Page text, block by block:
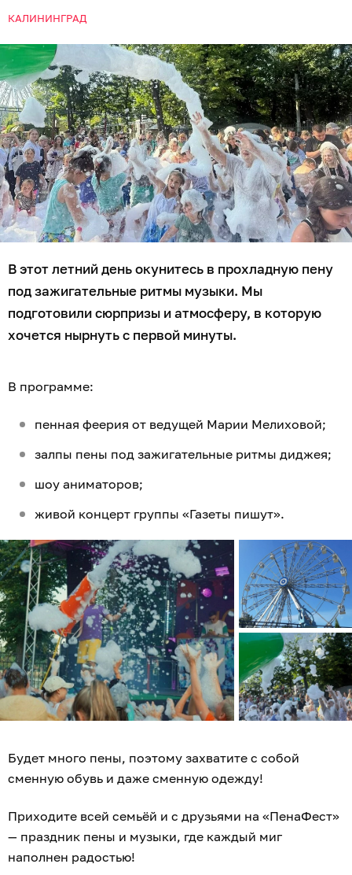
КАЛИНИНГРАД
В этот летний день окунитесь в прохладную пену
под зажигательные ритмы музыки. Мы
подготовили сюрпризы и атмосферу, в которую
хочется нырнуть с первой минуты.
В программе:
пенная феерия от ведущей Марии Мелиховой;
залпы пены под зажигательные ритмы диджея;
шоу аниматоров;
живой концерт группы «Газеты пишут».
Будет много пены, поэтому захватите с собой
сменную обувь и даже сменную одежду!
Приходите всей семьёй и с друзьями на «ПенаФест»
— праздник пены и музыки, где каждый миг
наполнен радостью!